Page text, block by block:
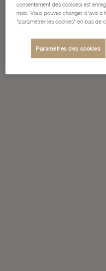
consentement des cookies) est
mois. Vous pouvez changer d'avis à
"paramétrer les cookies" en bas de
Paramètres des cookies